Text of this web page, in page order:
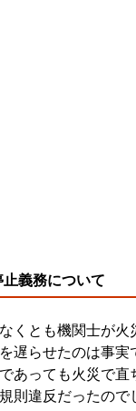
義務について
くとも機関士が
遅らせたのは事
あっても火災で直
則違反だったので